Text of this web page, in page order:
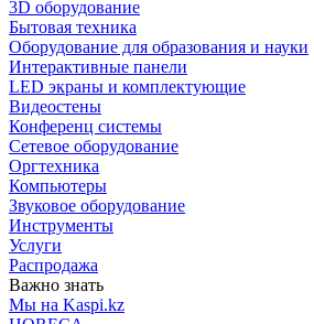
3D оборудование
Бытовая техника
Оборудование для образования и науки
Интерактивные панели
LED экраны и комплектующие
Видеостены
Конференц системы
Сетевое оборудование
Оргтехника
Компьютеры
Звуковое оборудование
Инструменты
Услуги
Распродажа
Важно знать
Мы на Kaspi.kz